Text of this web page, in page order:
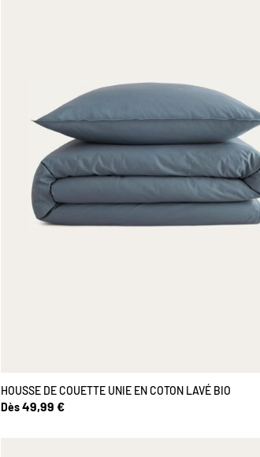
HOUSSE DE COUETTE UNIE EN COTON LAVÉ BIO
Dès49,99 €